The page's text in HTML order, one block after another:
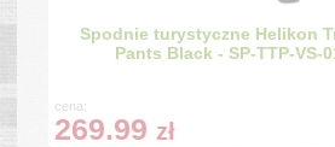
Spodnie turystyczne Helikon
Pants Black - SP-TTP-VS-
cena:
269.99 zł